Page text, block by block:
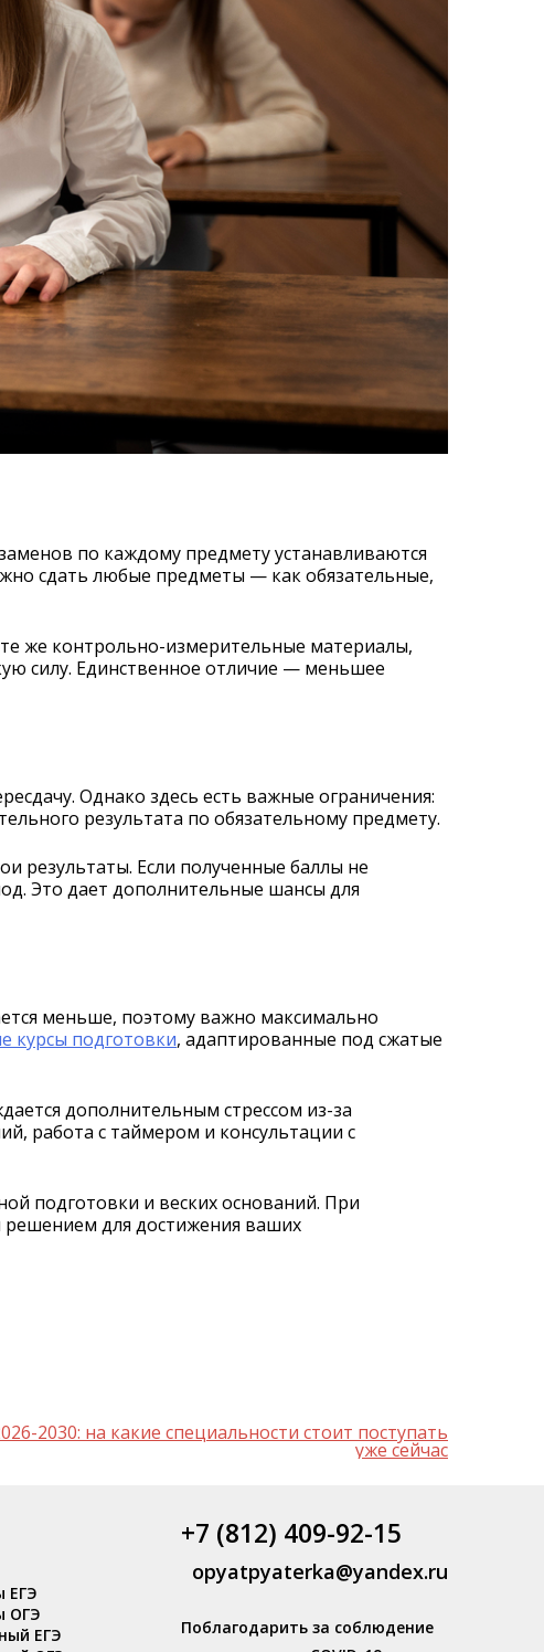
по каждому предмету устанавливаются
сдать любые предметы — как обязательные,
же контрольно-измерительные материалы,
силу. Единственное отличие — меньшее
Однако здесь есть важные ограничения:
результата по обязательному предмету.
результаты. Если полученные баллы не
Это дает дополнительные шансы для
меньше, поэтому важно максимально
курсы подготовки, адаптированные под сжатые
дополнительным стрессом из-за
работа с таймером и консультации с
подготовки и веских оснований. При
решением для достижения ваших
2030: на какие специальности стоит поступать
уже сейчас
ЕГЭ
ОГЭ
ЕГЭ
+7 (812) 409-92-15
opyatpyaterka@yandex.ru
Поблагодарить за соблюдение